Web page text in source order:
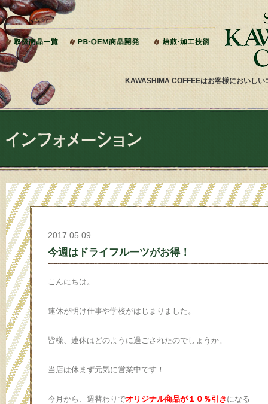
KAWASHIMA COFFEEはお客様においし
本文へジャンプ
2017.05.09
今週はドライフルーツがお得！
こんにちは。
連休が明け仕事や学校がはじまりました。
皆様、連休はどのように過ごされたのでしょうか。
当店は休まず元気に営業中です！
今月から、週替わりでオリジナル商品が１０％引き になる